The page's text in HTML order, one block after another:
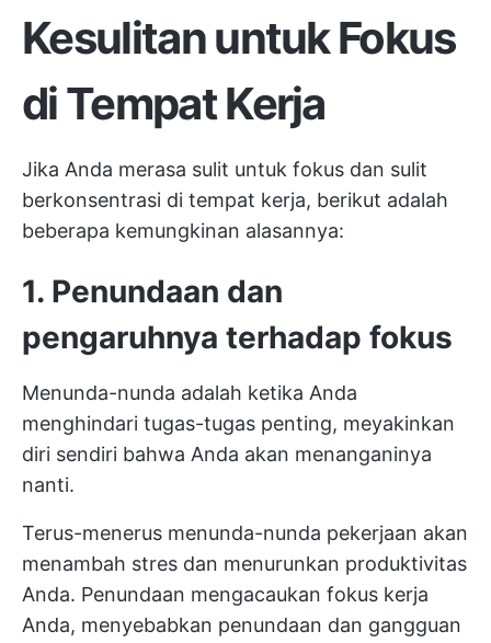
Kesulitan untuk Fokus
di Tempat Kerja
Jika Anda merasa sulit untuk fokus dan sulit
berkonsentrasi di tempat kerja, berikut adalah
beberapa kemungkinan alasannya:
1. Penundaan dan
pengaruhnya terhadap fokus
Menunda-nunda adalah ketika Anda
menghindari tugas-tugas penting, meyakinkan
diri sendiri bahwa Anda akan menanganinya
nanti.
Terus-menerus menunda-nunda pekerjaan akan
menambah stres dan menurunkan produktivitas
Anda. Penundaan mengacaukan fokus kerja
Anda, menyebabkan penundaan dan gangguan